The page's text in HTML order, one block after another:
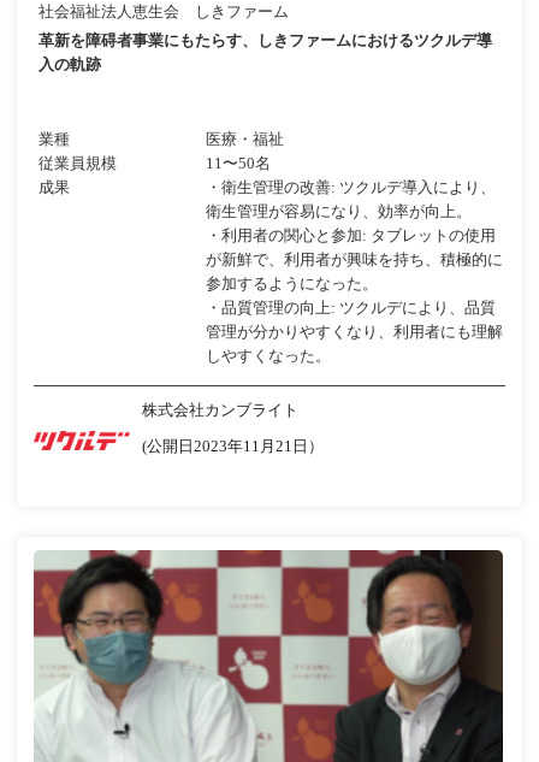
社会福祉法人恵生会 しきファーム
革新を障碍者事業にもたらす、しきファームにおけるツクルデ導
入の軌跡
業種
医療・福祉
従業員規模
11〜50名
成果
・衛生管理の改善: ツクルデ導入により、
衛生管理が容易になり、効率が向上。
・利用者の関心と参加: タブレットの使用
が新鮮で、利用者が興味を持ち、積極的に
参加するようになった。
・品質管理の向上: ツクルデにより、品質
管理が分かりやすくなり、利用者にも理解
しやすくなった。
株式会社カンブライト
(公開日2023年11月21日）